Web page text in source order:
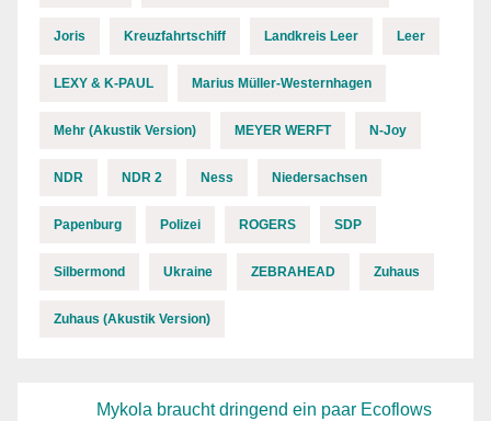
Joris Kreuzfahrtschiff Landkreis Leer Leer
LEXY & K-PAUL Marius Müller-Westernhagen
Mehr (Akustik Version) MEYER WERFT N-Joy
NDR NDR 2 Ness Niedersachsen
Papenburg Polizei ROGERS SDP
Silbermond Ukraine ZEBRAHEAD Zuhaus
Zuhaus (Akustik Version)
Mykola braucht dringend ein paar Ecoflows